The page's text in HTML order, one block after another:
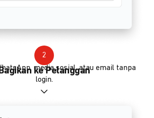
2
ke Pelanggan
media sosial, atau email tanpa
login.